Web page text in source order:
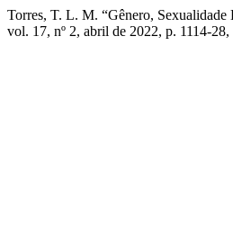
Torres, T. L. M. “Gênero,
vol. 17, nº 2, abril de 2022, p. 1114-